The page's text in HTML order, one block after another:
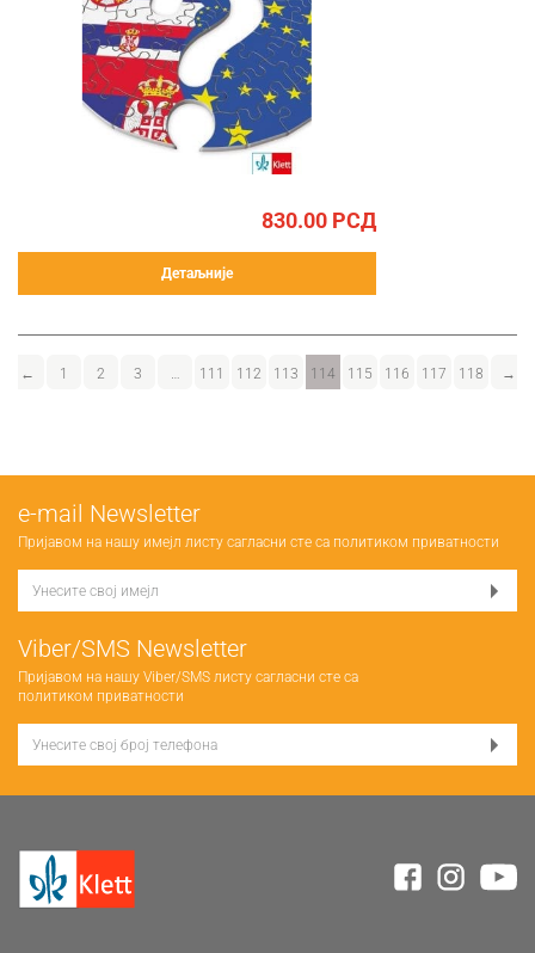
830.00 РСД
Детаљније
← 1 2 3 111 112 113 114 115 116 117 118 →
е-mail Newsletter
Пријавом на нашу имејл листу сагласни сте са политиком приватности
Viber/SMS Newsletter
Пријавом на нашу Viber/SMS листу сагласни сте са
политиком приватности